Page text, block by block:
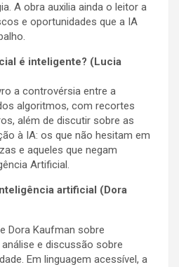
A obra auxilia ainda o leitor a
e oportunidades que a IA
é inteligente? (Lucia
a controvérsia entre a
algoritmos, com recortes
além de discutir sobre as
à IA: os que não hesitam em
e aqueles que negam
Artificial.
artificial (Dora
Dora Kaufman sobre
e discussão sobre
Em linguagem acessível, a